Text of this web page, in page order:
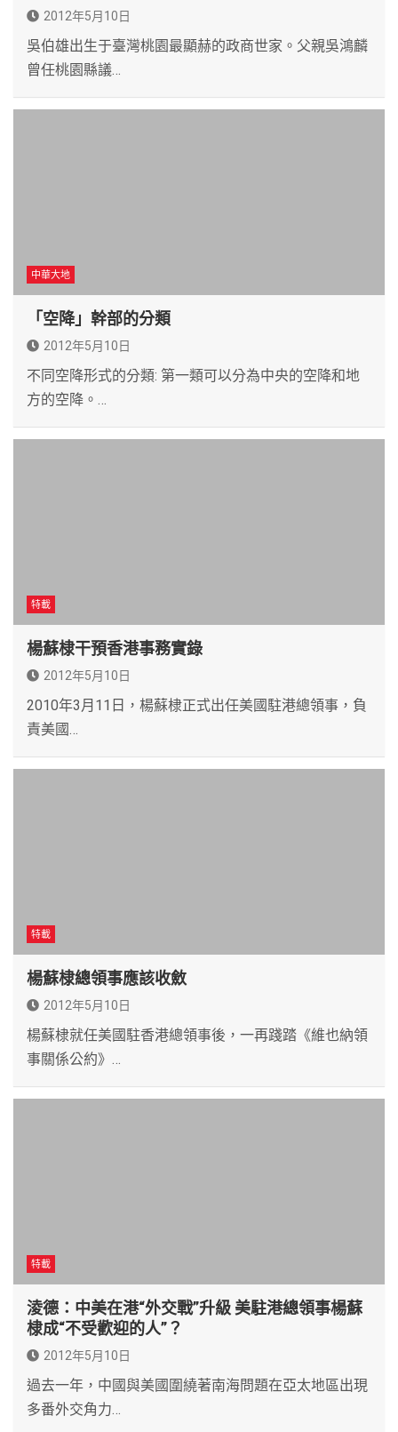
2012年5月10日
吳伯雄出生于臺灣桃園最顯赫的政商世家。父親吳鴻麟
曾任桃園縣議…
中華大地
「空降」幹部的分類
2012年5月10日
不同空降形式的分類: 第一類可以分為中央的空降和地
方的空降。…
特載
楊蘇棣干預香港事務實錄
2012年5月10日
2010年3月11日，楊蘇棣正式出任美國駐港總領事，負
責美國…
特載
楊蘇棣總領事應該收斂
2012年5月10日
楊蘇棣就任美國駐香港總領事後，一再踐踏《維也納領
事關係公約》…
特載
淩德：中美在港“外交戰”升級 美駐港總領事楊蘇
棣成“不受歡迎的人”？
2012年5月10日
過去一年，中國與美國圍繞著南海問題在亞太地區出現
多番外交角力…